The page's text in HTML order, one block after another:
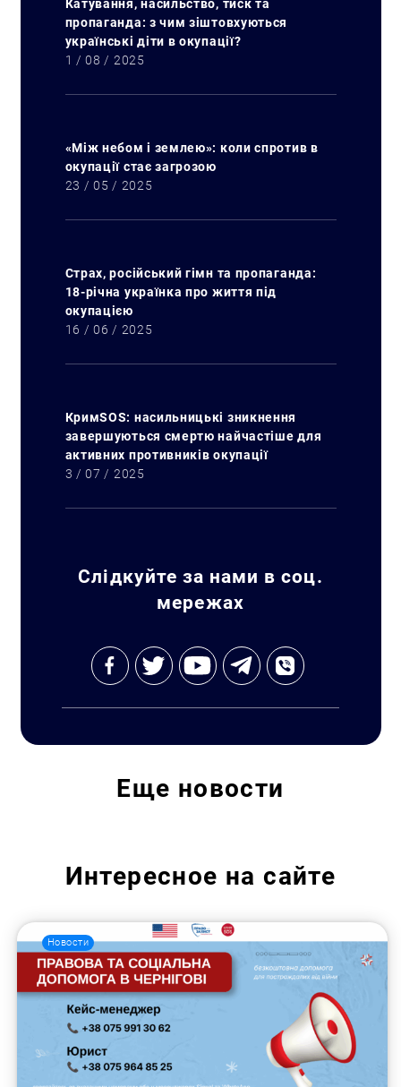
Искать:
Катування, насильство, тиск та
пропаганда: з чим зіштовхуються
українські діти в окупації?
1 / 08 / 2025
«Між небом і землею»: коли спротив в
окупації стає загрозою
23 / 05 / 2025
Страх, російський гімн та пропаганда:
18-річна українка про життя під
окупацією
16 / 06 / 2025
КримSOS: насильницькі зникнення
завершуються смертю найчастіше для
активних противників окупації
3 / 07 / 2025
Слідкуйте за нами в соц.
мережах
Еще новости
Интересное на сайте
Новости